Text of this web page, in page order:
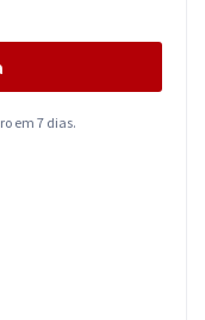
em 7 dias.